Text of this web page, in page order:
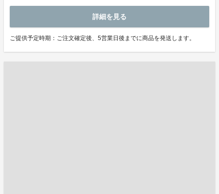
詳細を見る
ご提供予定時期：ご注文確定後、5営業日後までに商品を発送します。